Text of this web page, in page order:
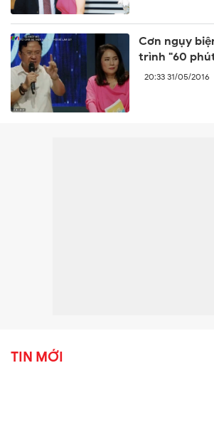
Cơn ngụy
trình "60
20:33 31/05/2016
TIN MỚI